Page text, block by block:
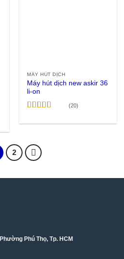
MÁY HÚT DỊCH
Máy hút dịch new askir 36
li-on
hạng4.75
(20)
2
Phú Thọ, Tp. HCM